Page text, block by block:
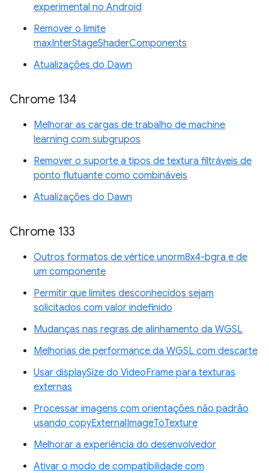
experimental no Android
Remover o limite
maxInterStageShaderComponents
Atualizações do Dawn
Chrome 134
Melhorar as cargas de trabalho de machine
learning com subgrupos
Remover o suporte a tipos de textura filtráveis de
ponto flutuante como combináveis
Atualizações do Dawn
Chrome 133
Outros formatos de vértice unorm8x4-bgra e de
um componente
Permitir que limites desconhecidos sejam
solicitados com valor indefinido
Mudanças nas regras de alinhamento da WGSL
Melhorias de performance da WGSL com descarte
Usar displaySize do VideoFrame para texturas
externas
Processar imagens com orientações não padrão
usando copyExternalImageToTexture
Melhorar a experiência do desenvolvedor
Ativar o modo de compatibilidade com